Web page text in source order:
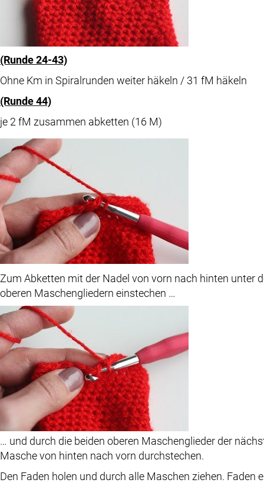
(Runde 24-43)
Ohne Km in Spiralrunden weiter häkeln / 31 fM häkeln
(Runde 44)
je 2 fM zusammen abketten (16 M)
Zum Abketten mit der Nadel von vorn nach hinten unter
oberen Maschengliedern einstechen …
… und durch die beiden oberen Maschenglieder der
Masche von hinten nach vorn durchstechen.
Den Faden holen und durch alle Maschen ziehen. Faden